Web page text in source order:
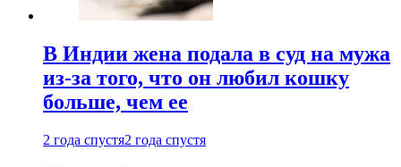
В Индии жена подала в суд на мужа
из-за того, что он любил кошку
больше, чем ее
2 года спустя2 года спустя